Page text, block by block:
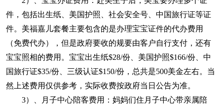
件，包括出生纸、美国护照、社会安全号、中国旅行证等证
件。美福嘉儿套餐主要包含的是办理宝宝证件的代办费用
（免费代办），但是政府要收的规要由客户自行支付，还有
宝宝照相的费用。宝宝出生纸$28/份、美国护照$166/份、中
国旅行证$35/份、三级认证$150/份，总共是500美金左右。当
然上述费用仅供参考，实际收费按政府当日公告为准。
3）、月子中心陪客费用：妈妈们住月子中心带亲属陪